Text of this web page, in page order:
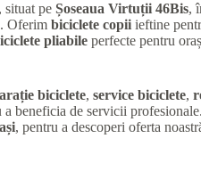
, situat pe Șoseaua Virtuții 46Bis,
Oferim biciclete copii ieftine
pliabile perfecte pentru
biciclete, service biciclete,
a beneficia de servicii
, pentru a descoperi oferta